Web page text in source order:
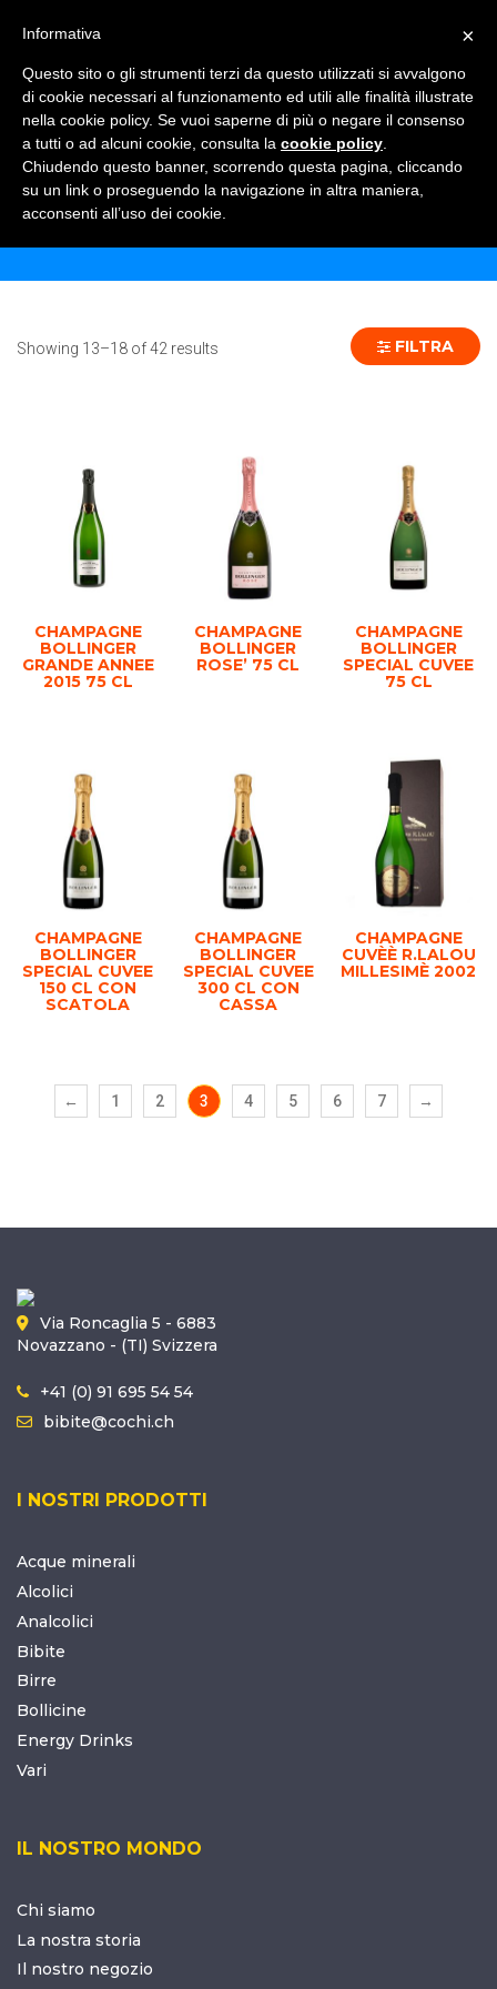
BOLLICINE
Home Shop
Showing 13–18 of 42 results FILTRA
CHAMPAGNE
BOLLINGER
GRANDE ANNEE
2015 75 CL
CHAMPAGNE
BOLLINGER
ROSE’ 75 CL
CHAMPAGNE
BOLLINGER
SPECIAL CUVEE
75 CL
CHAMPAGNE
BOLLINGER
SPECIAL CUVEE
150 CL CON
SCATOLA
CHAMPAGNE
BOLLINGER
SPECIAL CUVEE
300 CL CON
CASSA
CHAMPAGNE
CUVÈÈ R.LALOU
MILLESIMÈ 2002
← 1 2 3 4 5 6 7 →
Via Roncaglia 5 - 6883
Novazzano - (TI) Svizzera
+41 (0) 91 695 54 54
bibite@cochi.ch
I NOSTRI PRODOTTI
Acque minerali
Alcolici
Analcolici
Bibite
Birre
Bollicine
Energy Drinks
Vari
IL NOSTRO MONDO
Chi siamo
La nostra storia
Il nostro negozio
×
Informativa
Questo sito o gli strumenti terzi da questo utilizzati si avvalgono
di cookie necessari al funzionamento ed utili alle finalità illustrate
nella cookie policy. Se vuoi saperne di più o negare il consenso
a tutti o ad alcuni cookie, consulta la cookie policy
Chiudendo questo banner, scorrendo questa pagina, cliccando
su un link o proseguendo la navigazione in altra maniera,
acconsenti all’uso dei cookie.